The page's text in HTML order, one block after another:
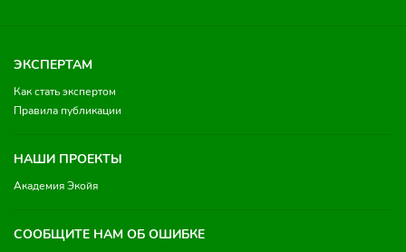
ЭКСПЕРТАМ
Как стать экспертом
Правила публикации
НАШИ ПРОЕКТЫ
Академия Экойя
СООБЩИТЕ НАМ ОБ ОШИБКЕ